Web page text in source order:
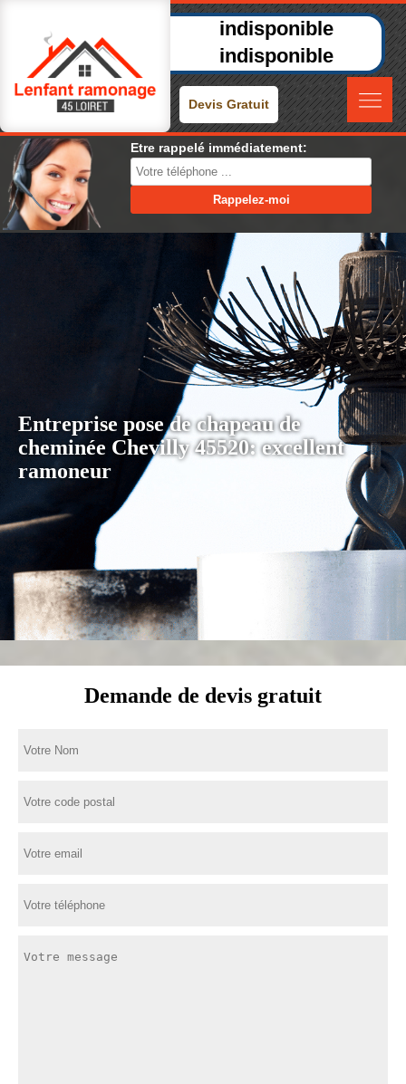
indisponible
indisponible
Devis Gratuit
Etre rappelé immédiatement:
Entreprise pose de chapeau de
cheminée Chevilly 45520: excellent
ramoneur
Demande de devis gratuit